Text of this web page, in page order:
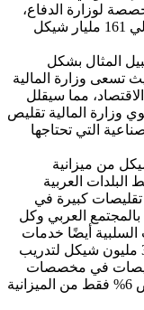
مليار شيكل مخصصة لوزارة الدفاع،
و23 مليار شيكل لوزارة الأمن الداخلي، وحوالي 161 مليار شيكل
المثال بشكل
تسعى وزارة المالية
الاقتصاد، مما سيقلل
وزارة المالية تقليص
التي تحتاجها
تقليص 705 مليون شيكل من ميزانية
العربية
تقليصات كبيرة في
بالمجتمع العربي وكل
السلبية أيضًا خدمات
الصحة، حيث تسعى وزارة المالية لتقليص 35 مليون شيكل لتدريب
في مخصصات
وزارة الثقافة، خصوصا ان الوزارة يتم تخصص 6% فقط من الميزانية